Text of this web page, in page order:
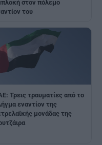
στον πόλεμο
του
Τρεις τραυματίες από το
εναντίον της
μονάδας της